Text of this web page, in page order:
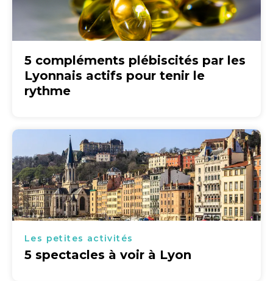
5 compléments plébiscités par les
Lyonnais actifs pour tenir le
rythme
Les petites activités
5 spectacles à voir à Lyon